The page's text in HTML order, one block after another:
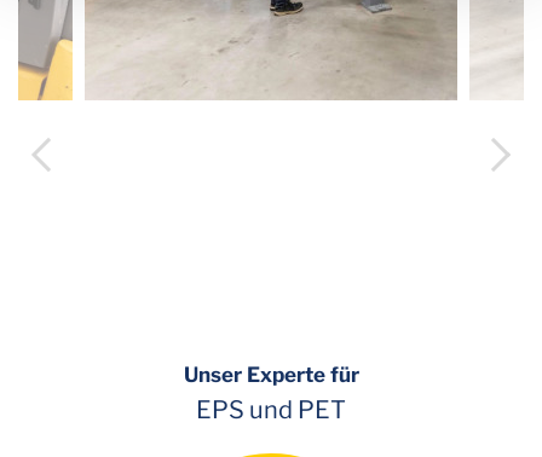
Unser Experte für
EPS und PET